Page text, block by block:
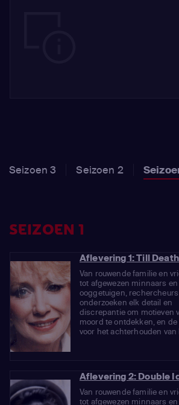
Seizoen 3 Seizoen 2
SEIZOEN 1
Aflevering 1: Till
Van rouwende familie en
tot afgewezen minnaars en
ooggetuigen, rechercheurs
onderzoeken elk detail en
discrepantie om motieven
moord te ontdekken, en de
voor het achterhouden van
Aflevering 2: Double
Van rouwende familie en
tot afgewezen minnaars en